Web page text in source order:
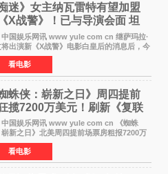
痴迷》女主纳瓦雷特有望加盟
X战警》！已与导演会面 坦
“魔形女一直很酷”
娱乐网讯 www yule com cn 继萨玛拉·
将出演新《X战警》电影白皇后的消息后，今
档大热恐怖片《痴迷》女主角印达·纳瓦雷
有望加盟这部备受瞩目的漫威新作——目前
于有
看电影
蜘蛛侠：崭新之日》周四提前
揽7200万美元！刷新《复联
保持影史纪录
娱乐网讯 www yule com cn 《蜘蛛
崭新之日》北美周四提前场票房粗报7200万
，创下影史单片北美提前场票房新纪录——
该纪录由《复仇者联盟4：终局之战》的6000
元保持，本
看电影